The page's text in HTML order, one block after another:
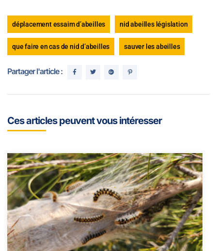
déplacement essaim d’abeilles nid abeilles législation
que faire en cas de nid d’abeilles sauver les abeilles
Partager l'article :
Ces articles peuvent vous intéresser